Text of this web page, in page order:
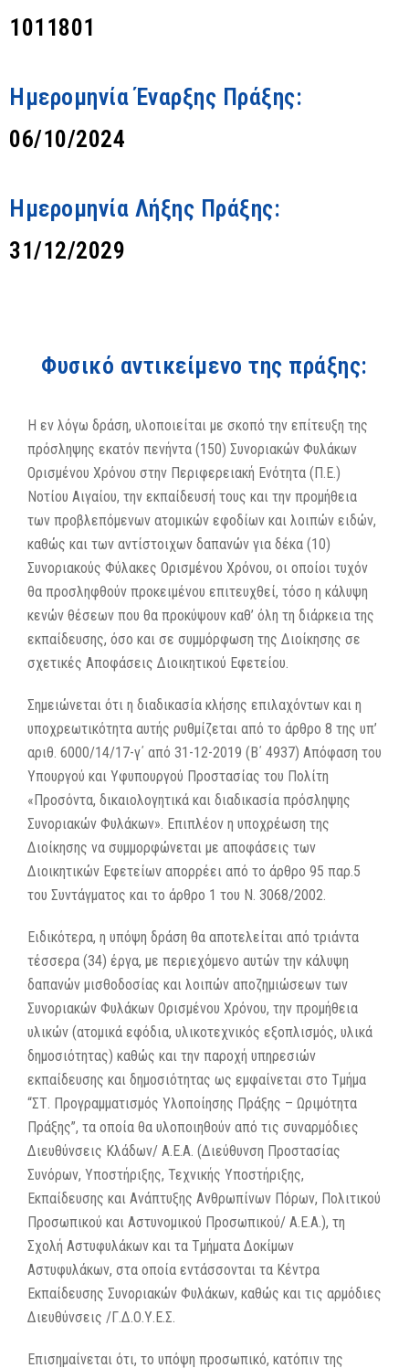
1011801
Ημερομηνία Έναρξης Πράξης:
06/10/2024
Ημερομηνία Λήξης Πράξης:
31/12/2029
Φυσικό αντικείμενο της πράξης:
Η εν λόγω δράση, υλοποιείται με σκοπό την επίτευξη της
πρόσληψης εκατόν πενήντα (150) Συνοριακών Φυλάκων
Ορισμένου Χρόνου στην Περιφερειακή Ενότητα (Π.Ε.)
Νοτίου Αιγαίου, την εκπαίδευσή τους και την προμήθεια
των προβλεπόμενων ατομικών εφοδίων και λοιπών ειδών,
καθώς και των αντίστοιχων δαπανών για δέκα (10)
Συνοριακούς Φύλακες Ορισμένου Χρόνου, οι οποίοι τυχόν
θα προσληφθούν προκειμένου επιτευχθεί, τόσο η κάλυψη
κενών θέσεων που θα προκύψουν καθ’ όλη τη διάρκεια της
εκπαίδευσης, όσο και σε συμμόρφωση της Διοίκησης σε
σχετικές Αποφάσεις Διοικητικού Εφετείου.
Σημειώνεται ότι η διαδικασία κλήσης επιλαχόντων και η
υποχρεωτικότητα αυτής ρυθμίζεται από το άρθρο 8 της υπ’
αριθ. 6000/14/17-γ΄ από 31-12-2019 (Β΄ 4937) Απόφαση του
Υπουργού και Υφυπουργού Προστασίας του Πολίτη
«Προσόντα, δικαιολογητικά και διαδικασία πρόσληψης
Συνοριακών Φυλάκων». Επιπλέον η υποχρέωση της
Διοίκησης να συμμορφώνεται με αποφάσεις των
Διοικητικών Εφετείων απορρέει από το άρθρο 95 παρ.5
του Συντάγματος και το άρθρο 1 του Ν. 3068/2002.
Ειδικότερα, η υπόψη δράση θα αποτελείται από τριάντα
τέσσερα (34) έργα, με περιεχόμενο αυτών την κάλυψη
δαπανών μισθοδοσίας και λοιπών αποζημιώσεων των
Συνοριακών Φυλάκων Ορισμένου Χρόνου, την προμήθεια
υλικών (ατομικά εφόδια, υλικοτεχνικός εξοπλισμός, υλικά
δημοσιότητας) καθώς και την παροχή υπηρεσιών
εκπαίδευσης και δημοσιότητας ως εμφαίνεται στο Τμήμα
“ΣΤ. Προγραμματισμός Υλοποίησης Πράξης – Ωριμότητα
Πράξης”, τα οποία θα υλοποιηθούν από τις συναρμόδιες
Διευθύνσεις Κλάδων/ Α.Ε.Α. (Διεύθυνση Προστασίας
Συνόρων, Υποστήριξης, Τεχνικής Υποστήριξης,
Εκπαίδευσης και Ανάπτυξης Ανθρωπίνων Πόρων, Πολιτικού
Προσωπικού και Αστυνομικού Προσωπικού/ Α.Ε.Α.), τη
Σχολή Αστυφυλάκων και τα Τμήματα Δοκίμων
Αστυφυλάκων, στα οποία εντάσσονται τα Κέντρα
Εκπαίδευσης Συνοριακών Φυλάκων, καθώς και τις αρμόδιες
Διευθύνσεις /Γ.Δ.Ο.Υ.Ε.Σ.
Επισημαίνεται ότι, το υπόψη προσωπικό, κατόπιν της